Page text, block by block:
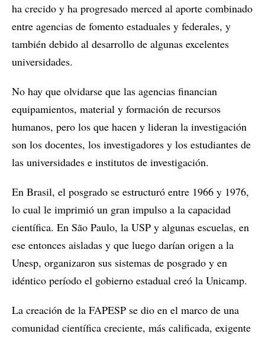
ha crecido y ha progresado merced al aporte combinado
entre agencias de fomento estaduales y federales, y
también debido al desarrollo de algunas excelentes
universidades.
No hay que olvidarse que las agencias financian
equipamientos, material y formación de recursos
humanos, pero los que hacen y lideran la investigación
son los docentes, los investigadores y los estudiantes de
las universidades e institutos de investigación.
En Brasil, el posgrado se estructuró entre 1966 y 1976,
lo cual le imprimió un gran impulso a la capacidad
científica. En São Paulo, la USP y algunas escuelas, en
ese entonces aisladas y que luego darían origen a la
Unesp, organizaron sus sistemas de posgrado y en
idéntico período el gobierno estadual creó la Unicamp.
La creación de la FAPESP se dio en el marco de una
comunidad científica creciente, más calificada, exigente